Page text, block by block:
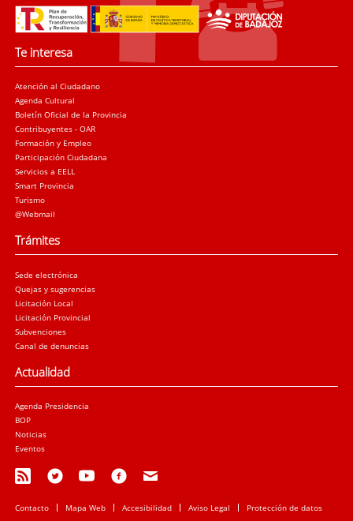
Te interesa
Atención al Ciudadano
Agenda Cultural
Boletín Oficial de la Provincia
Contribuyentes - OAR
Formación y Empleo
Participación Ciudadana
Servicios a EELL
Smart Provincia
Turismo
@Webmail
Trámites
Sede electrónica
Quejas y sugerencias
Licitación Local
Licitación Provincial
Subvenciones
Canal de denuncias
Actualidad
Agenda Presidencia
BOP
Noticias
Eventos
Contacto Mapa Web Accesibilidad Aviso Legal Protección de datos